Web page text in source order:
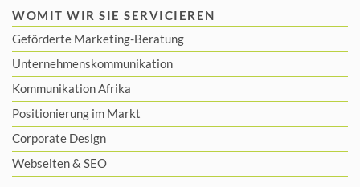
WOMIT WIR SIE SERVICIEREN
Geförderte Marketing-Beratung
Unternehmenskommunikation
Kommunikation Afrika
Positionierung im Markt
Corporate Design
Webseiten & SEO